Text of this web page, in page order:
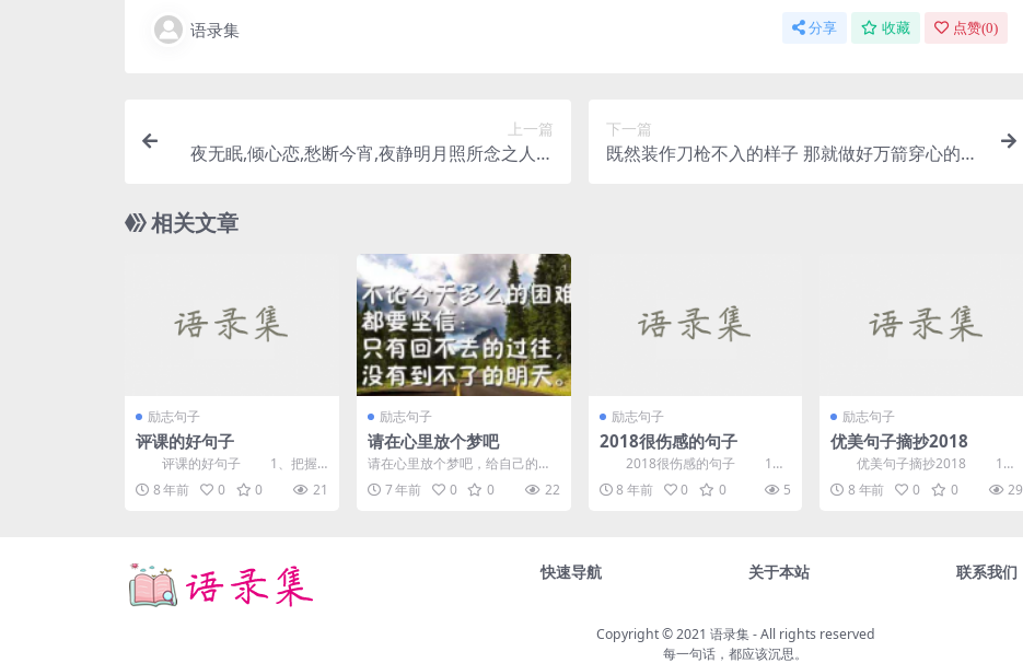
语录集 分享 收藏 点赞(0)
上一篇
夜无眠,倾心恋,愁断今宵,夜静明月照所念之人何
下一篇
既然装作刀枪不入的样子 那就做好万箭穿心的准
相关文章
励志句子
评课的好句子
评课的好句子 1、把握
教材，课堂环节安排合理，善于
引导。其中值得一提的是...
8 年前 0 0 21
励志句子
请在心里放个梦吧
请在心里放个梦吧，给自己的动
力，万一能实现呢！ 1.永不放
弃，世界上没有失败，只...
7 年前 0 0 22
励志句子
2018很伤感的句子
2018很伤感的句子 1、
怎样会突然想哭?难道我也有些逆
流成河的小忧伤?...
8 年前 0 0 5
励志句子
优美句子摘抄2018
优美句子摘抄2018 1、
时间好比一条无形的的河流，它
无声地流过每一个人...
8 年前 0 0 29
快速导航 关于本站 联系我们
Copyright © 2021 语录集- All rights reserved
每一句话，都应该沉思。